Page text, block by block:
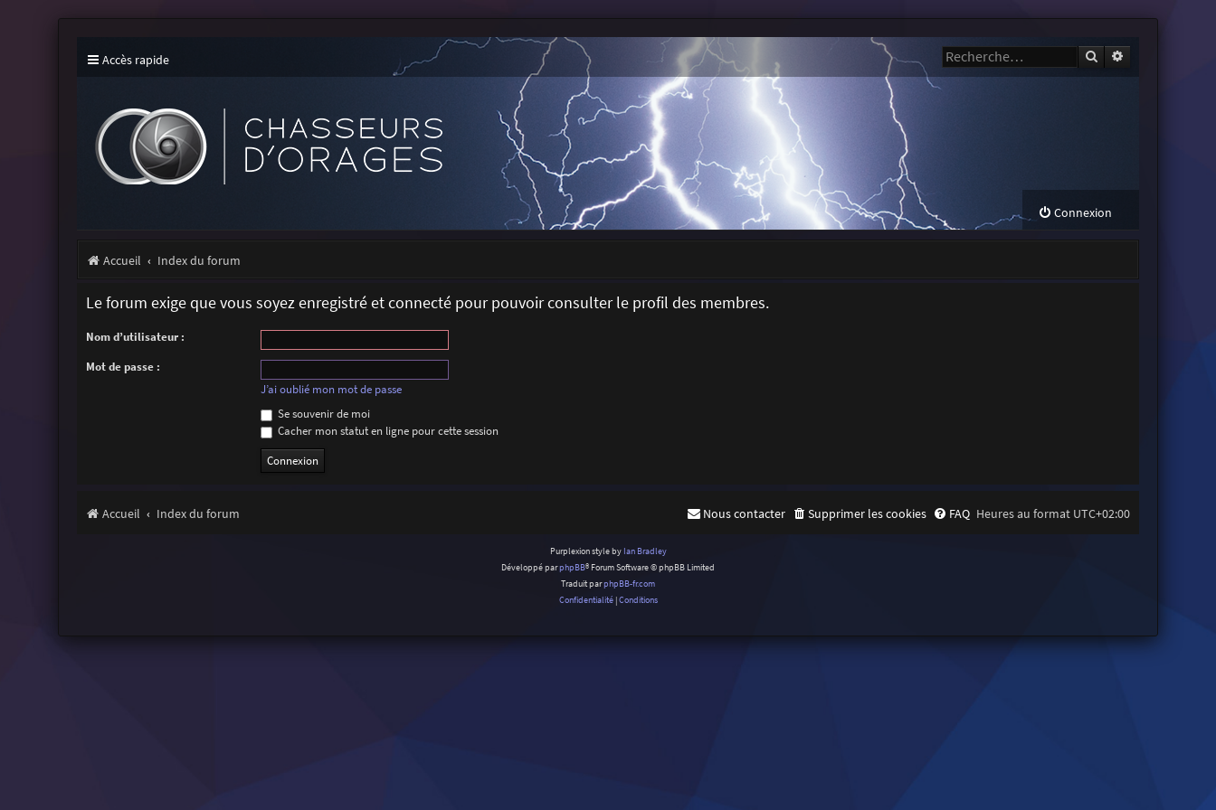
Accès rapide Rechercher
Connexion
Accueil Index du forum
Le forum exige que vous soyez enregistré et connecté pour pouvoir consulter le profil des membres.
Nom d’utilisateur :
Mot de passe :
J’ai oublié mon mot de passe
Se souvenir de moi
Cacher mon statut en ligne pour cette session
Accueil Index du forum Heures au format UTC+02:00
FAQ
Supprimer les cookies
Nous contacter
Purplexion style by Ian Bradley
Développé parphpBB® Forum Software © phpBB Limited
Traduit parphpBB-fr.com
Confidentialité|Conditions